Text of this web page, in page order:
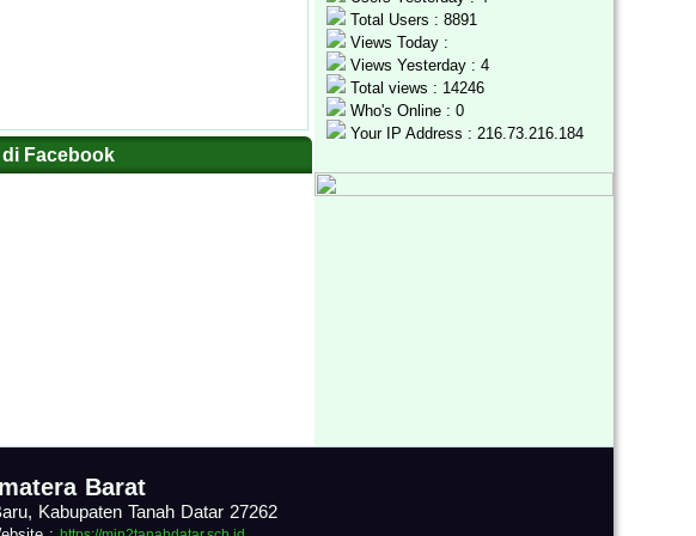
di Facebook
Total Users : 8891
Views Today :
Views Yesterday : 4
Total views : 14246
Who's Online : 0
Your IP Address : 216.73.216.184
Barat
Kabupaten Tanah Datar 27262